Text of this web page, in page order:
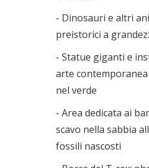
- Dinosauri e altri
preistorici a
- Statue giganti e
arte
nel verde
- Area dedicata ai
scavo nella sabbia
fossili nascosti